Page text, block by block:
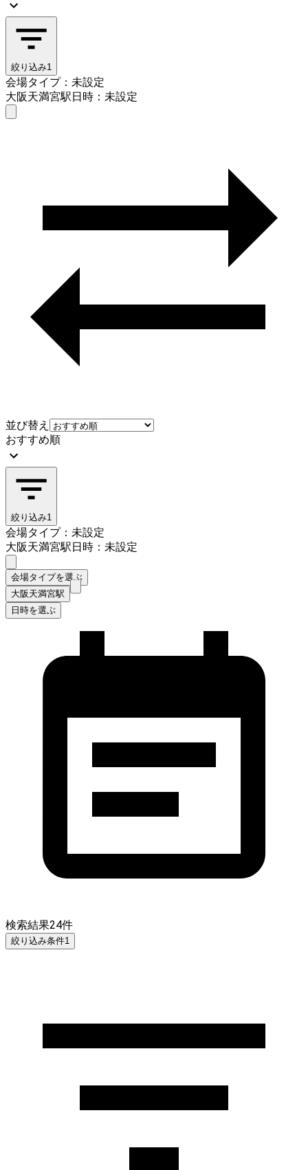
絞り込み1
会場タイプ：未設定
大阪天満宮駅日時：未設定
並び替え
おすすめ順
絞り込み1
会場タイプ：未設定
大阪天満宮駅日時：未設定
会場タイプを選ぶ
大阪天満宮駅
日時を選ぶ
検索結果24件
絞り込み条件1